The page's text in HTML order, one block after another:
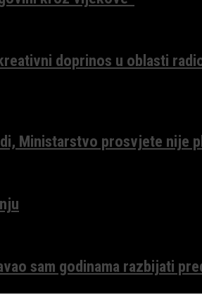
doprinos u oblasti
Ministarstvo prosvjete nije
sam godinama razbijati